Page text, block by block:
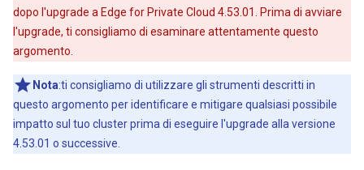
dopo l'upgrade a Edge for Private Cloud 4.53.01. Prima di avviare
l'upgrade, ti consigliamo di esaminare attentamente questo
argomento.
Nota:ti consigliamo di utilizzare gli strumenti descritti in
questo argomento per identificare e mitigare qualsiasi possibile
impatto sul tuo cluster prima di eseguire l'upgrade alla versione
4.53.01 o successive.